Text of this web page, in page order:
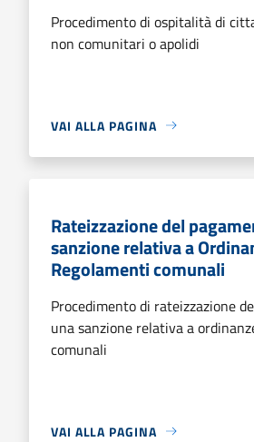
Procedimento di ospitalità di
non comunitari o apolidi
VAI ALLA PAGINA
Rateizzazione del
sanzione relativa a
Regolamenti comunali
Procedimento di rateizzazione
una sanzione relativa a
comunali
VAI ALLA PAGINA